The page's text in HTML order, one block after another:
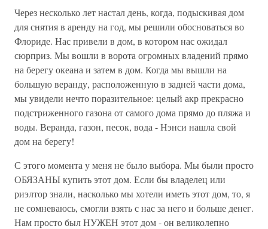
Через несколько лет настал день, когда, подыскивая дом
для снятия в аренду на год, мы решили обосноваться во
Флориде. Нас привели в дом, в котором нас ожидал
сюрприз. Мы вошли в ворота огромных владений прямо
на берегу океана и затем в дом. Когда мы вышли на
большую веранду, расположенную в задней части дома,
мы увидели нечто поразительное: целый акр прекрасно
подстриженного газона от самого дома прямо до пляжа и
воды. Веранда, газон, песок, вода - Нэнси нашла свой
дом на берегу!
С этого момента у меня не было выбора. Мы были просто
ОБЯЗАНЫ купить этот дом. Если бы владелец или
риэлтор знали, насколько мы хотели иметь этот дом, то, я
не сомневаюсь, смогли взять с нас за него и больше денег.
Нам просто был НУЖЕН этот дом - он великолепно